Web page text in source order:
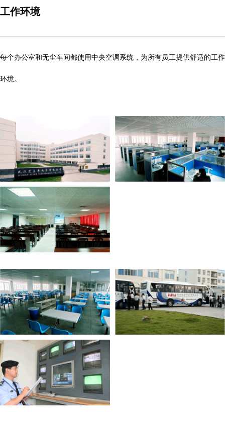
工作环境
每个办公室和无尘车间都使用中央空调系统，为所有员工提供舒适的工作
环境。